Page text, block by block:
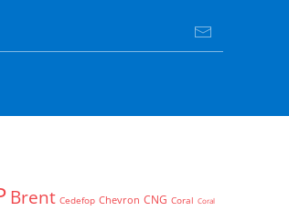
Brent Cedefop Chevron CNG Coral Coral